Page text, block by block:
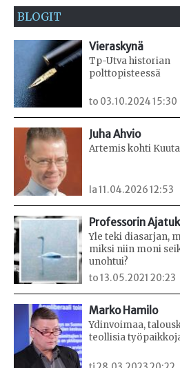
BLOGIT
Vieraskynä
Tp-Utva historian
polttopisteessä
to 03.10.2024 15:30
Juha Ahvio
Artemis kohti Kuuta
la 11.04.2026 12:53
Professorin
Yle teki diasarjan,
miksi niin moni
unohtui?
to 13.05.2021 20:23
Marko Hamilo
Ydinvoimaa,
teollisia